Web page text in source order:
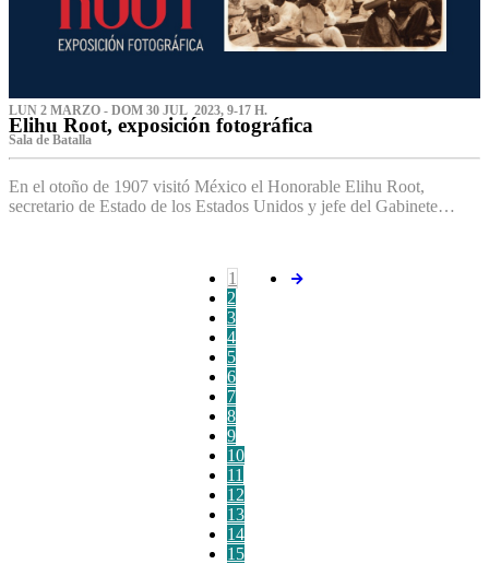
LUN 2 MARZO - DOM 30 JUL 2023, 9-17 H.
Elihu Root, exposición fotográfica
Sala de Batalla
En el otoño de 1907 visitó México el Honorable Elihu Root,
secretario de Estado de los Estados Unidos y jefe del Gabinete…
1
2
3
4
5
6
7
8
9
10
11
12
13
14
15